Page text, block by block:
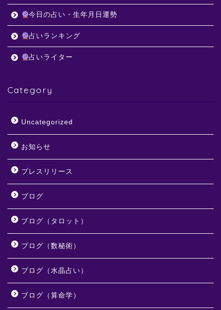
今日の占い・生年月日運勢
占いランキング
占いライター
Category
Uncategorized
お知らせ
プレスリリース
ブログ
ブログ（タロット）
ブログ（数秘術）
ブログ（水晶占い）
ブログ（算命学）